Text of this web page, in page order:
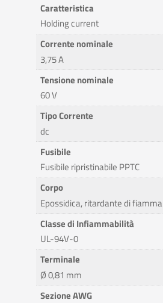
Caratteristica
Holding current
Corrente nominale
3,75 A
Tensione nominale
60 V
Tipo Corrente
dc
Fusibile
Fusibile ripristinabile PPTC
Corpo
Epossidica, ritardante di fiamma
Classe di Infiammabilità
UL-94V-0
Terminale
Ø 0,81 mm
Sezione AWG